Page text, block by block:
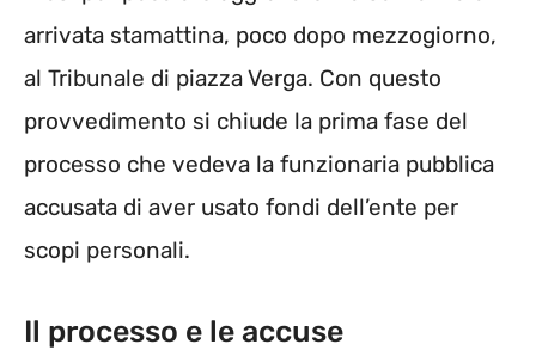
arrivata stamattina, poco dopo mezzogiorno,
al Tribunale di piazza Verga. Con questo
provvedimento si chiude la prima fase del
processo che vedeva la funzionaria pubblica
accusata di aver usato fondi dell’ente per
scopi personali.
Il processo e le accuse